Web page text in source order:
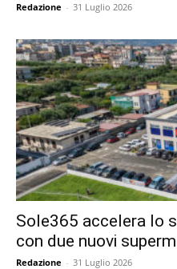
Redazione - 31 Luglio 2026
Sole365 accelera lo
con due nuovi
Redazione - 31 Luglio 2026